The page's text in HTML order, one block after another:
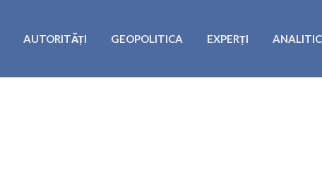
AUTORITĂȚI GEOPOLITICA EXPERȚI